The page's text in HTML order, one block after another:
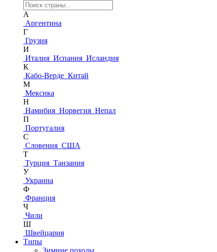
А
Аргентина
Г
Грузия
И
Италия Испания Исландия
К
Кабо-Верде Китай
М
Мексика
Н
Намибия Норвегия Непал
П
Португалия
С
Словения США
Т
Турция Танзания
У
Украина
Ф
Франция
Ч
Чили
Ш
Швейцария
Типы
Зимние походы